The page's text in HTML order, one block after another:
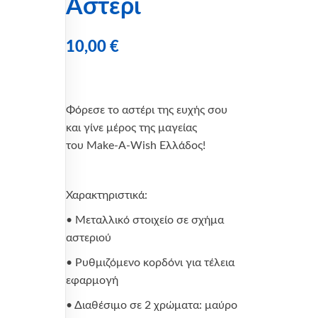
Αστέρι
10,00€
Φόρεσε το αστέρι της ευχής σου
και γίνε μέρος της μαγείας
του Make-A-Wish Ελλάδος!
Χαρακτηριστικά:
• Μεταλλικό στοιχείο σε σχήμα
αστεριού
• Ρυθμιζόμενο κορδόνι για τέλεια
εφαρμογή
• Διαθέσιμο σε 2 χρώματα: μαύρο